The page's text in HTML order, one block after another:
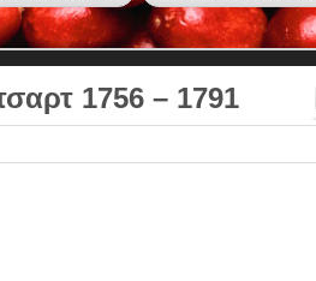
1756 – 1791